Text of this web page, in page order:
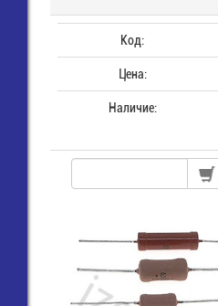
Код:
Цена:
Наличие: